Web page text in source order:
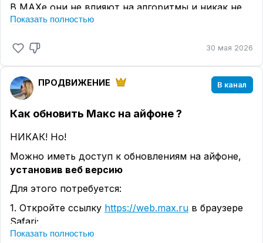
В МАХе они не влияют на алгоритмы и никак не
характеризуют ваш канал. В отличие от Дзена,
комментарии не продвигают вас в ленте
2.Общение с подписчиками- это инструмент
продаж без продаж
Раскрытие вашей экспертности и выстраивания
уровня доверия.
А теперь - как правильно выстроить это
На сегодня есть 2 способа:
1.
Подключение бота с комментариями
Например,
tapbox.ru
2. Создание чата/группы и привязка её с
помощью ботов к вашему каналу
Показать полностью
30 мая 2026
ПРОДВИЖЕНИЕ В канал
Как обновить Макс на айфоне ?
НИКАК! Но!
Можно иметь доступ к обновлениям на айфоне,
установив веб версию
Для этого потребуется:
1. Откройте ссылку https://web.max.ru в браузере
Safari;
2. Нажмите на три точки в нижней части экрана и
Показать полностью